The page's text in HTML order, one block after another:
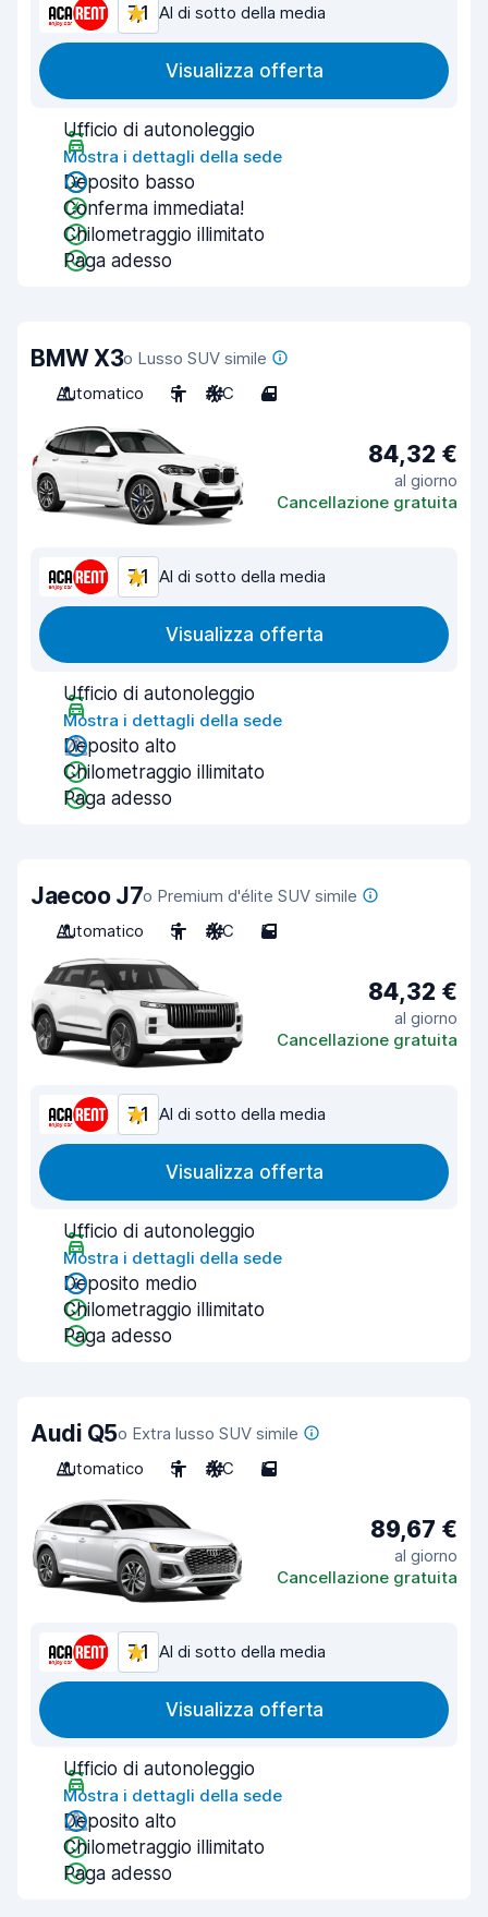
7,1 Al di sotto della media
Visualizza offerta
Ufficio di autonoleggio
Mostra i dettagli della sede
Deposito basso
Conferma immediata!
Chilometraggio illimitato
Paga adesso
BMW X3o Lusso SUV simile
Automatico
5 A/C 4
84,32 €
al giorno
Cancellazione gratuita
7,1 Al di sotto della media
Visualizza offerta
Ufficio di autonoleggio
Mostra i dettagli della sede
Deposito alto
Chilometraggio illimitato
Paga adesso
Jaecoo J7o Premium d'élite SUV simile
Automatico
5 A/C 5
84,32 €
al giorno
Cancellazione gratuita
7,1 Al di sotto della media
Visualizza offerta
Ufficio di autonoleggio
Mostra i dettagli della sede
Deposito medio
Chilometraggio illimitato
Paga adesso
Audi Q5o Extra lusso SUV simile
Automatico
5 A/C 5
89,67 €
al giorno
Cancellazione gratuita
7,1 Al di sotto della media
Visualizza offerta
Ufficio di autonoleggio
Mostra i dettagli della sede
Deposito alto
Chilometraggio illimitato
Paga adesso